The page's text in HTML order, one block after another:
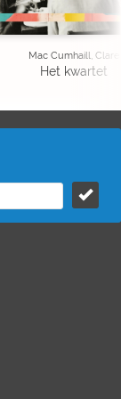
Mac Cumhaill, Clare
Het kwartet